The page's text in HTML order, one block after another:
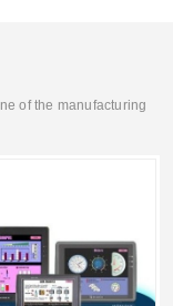
of the manufacturing